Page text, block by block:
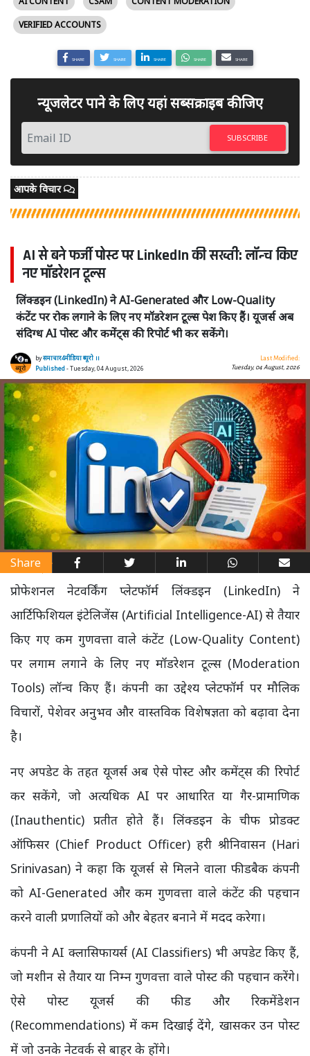
VERIFIED ACCOUNTS
SHARE SHARE SHARE SHARE SHARE
न्यूजलेटर पाने के लिए यहां सब्सक्राइब कीजिए
SUBSCRIBE
आपके विचार
AI से बने फर्जी पोस्ट पर LinkedIn की सख्ती: लॉन्च किए
नए मॉडरेशन टूल्स
लिंक्डइन (LinkedIn) ने AI-Generated और Low-Quality
कंटेंट पर रोक लगाने के लिए नए मॉडरेशन टूल्स पेश किए हैं। यूजर्स अब
संदिग्ध AI पोस्ट और कमेंट्स की रिपोर्ट भी कर सकेंगे।
byसमाचार4मीडिया ब्यूरो ।।
Published- Tuesday, 04 August, 2026
Last Modified:
Tuesday, 04 August, 2026
Share
प्रोफेशनल नेटवर्किंग प्लेटफॉर्म लिंक्डइन (LinkedIn) ने
आर्टिफिशियल इंटेलिजेंस (Artificial Intelligence-AI) से तैयार
किए गए कम गुणवत्ता वाले कंटेंट (Low-Quality Content)
पर लगाम लगाने के लिए नए मॉडरेशन टूल्स (Moderation
Tools) लॉन्च किए हैं। कंपनी का उद्देश्य प्लेटफॉर्म पर मौलिक
विचारों, पेशेवर अनुभव और वास्तविक विशेषज्ञता को बढ़ावा देना
है।
नए अपडेट के तहत यूजर्स अब ऐसे पोस्ट और कमेंट्स की रिपोर्ट
कर सकेंगे, जो अत्यधिक AI पर आधारित या गैर-प्रामाणिक
(Inauthentic) प्रतीत होते हैं। लिंक्डइन के चीफ प्रोडक्ट
ऑफिसर (Chief Product Officer) हरी श्रीनिवासन (Hari
Srinivasan) ने कहा कि यूजर्स से मिलने वाला फीडबैक कंपनी
को AI-Generated और कम गुणवत्ता वाले कंटेंट की पहचान
करने वाली प्रणालियों को और बेहतर बनाने में मदद करेगा।
कंपनी ने AI क्लासिफायर्स (AI Classifiers) भी अपडेट किए हैं,
जो मशीन से तैयार या निम्न गुणवत्ता वाले पोस्ट की पहचान करेंगे।
ऐसे पोस्ट यूजर्स की फीड और रिकमेंडेशन
(Recommendations) में कम दिखाई देंगे, खासकर उन पोस्ट
में जो उनके नेटवर्क से बाहर के होंगे।